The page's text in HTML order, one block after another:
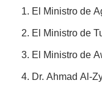
El Ministro de
El Ministro de
El Ministro de
Dr. Ahmad Al-